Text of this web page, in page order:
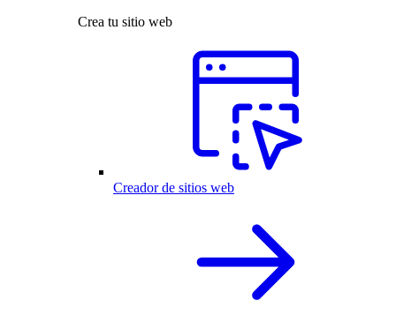
Crea tu sitio web
Creador de sitios web